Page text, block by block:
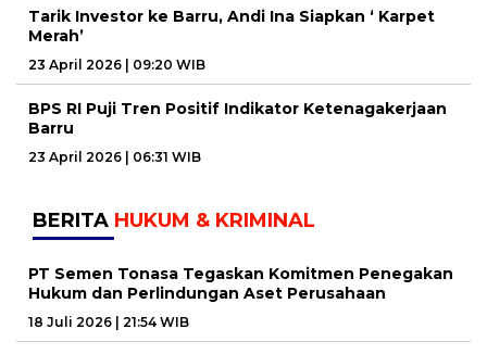
Tarik Investor ke Barru, Andi Ina Siapkan ‘ Karpet
Merah’
23 April 2026 | 09:20 WIB
BPS RI Puji Tren Positif Indikator Ketenagakerjaan
Barru
23 April 2026 | 06:31 WIB
BERITA HUKUM & KRIMINAL
PT Semen Tonasa Tegaskan Komitmen Penegakan
Hukum dan Perlindungan Aset Perusahaan
18 Juli 2026 | 21:54 WIB